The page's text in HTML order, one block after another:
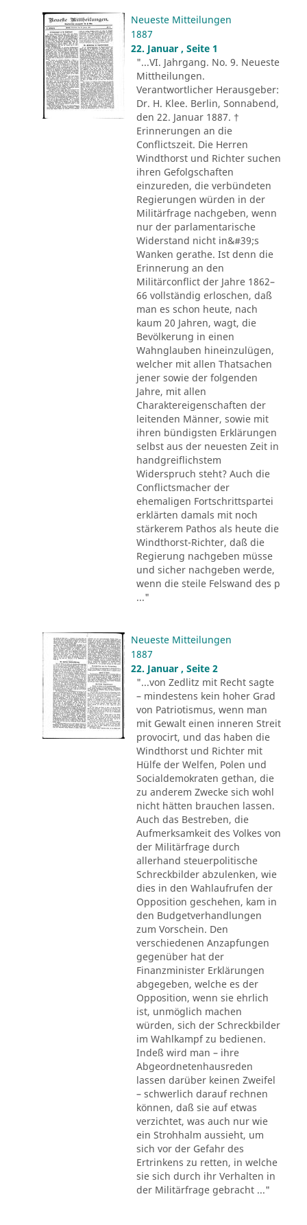
Neueste Mitteilungen
1887
22. Januar , Seite 1
"...VI. Jahrgang. No. 9. Neueste
Mittheilungen.
Verantwortlicher Herausgeber:
Dr. H. Klee. Berlin, Sonnabend,
den 22. Januar 1887. †
Erinnerungen an die
Conflictszeit. Die Herren
Windthorst und Richter suchen
ihren Gefolgschaften
einzureden, die verbündeten
Regierungen würden in der
Militärfrage nachgeben, wenn
nur der parlamentarische
Widerstand nicht in&#39;s
Wanken gerathe. Ist denn die
Erinnerung an den
Militärconflict der Jahre 1862–
66 vollständig erloschen, daß
man es schon heute, nach
kaum 20 Jahren, wagt, die
Bevölkerung in einen
Wahnglauben hineinzulügen,
welcher mit allen Thatsachen
jener sowie der folgenden
Jahre, mit allen
Charaktereigenschaften der
leitenden Männer, sowie mit
ihren bündigsten Erklärungen
selbst aus der neuesten Zeit in
handgreiflichstem
Widerspruch steht? Auch die
Conflictsmacher der
ehemaligen Fortschrittspartei
erklärten damals mit noch
stärkerem Pathos als heute die
Windthorst-Richter, daß die
Regierung nachgeben müsse
und sicher nachgeben werde,
wenn die steile Felswand des p
..."
Neueste Mitteilungen
1887
22. Januar , Seite 2
"...von Zedlitz mit Recht sagte
– mindestens kein hoher Grad
von Patriotismus, wenn man
mit Gewalt einen inneren Streit
provocirt, und das haben die
Windthorst und Richter mit
Hülfe der Welfen, Polen und
Socialdemokraten gethan, die
zu anderem Zwecke sich wohl
nicht hätten brauchen lassen.
Auch das Bestreben, die
Aufmerksamkeit des Volkes von
der Militärfrage durch
allerhand steuerpolitische
Schreckbilder abzulenken, wie
dies in den Wahlaufrufen der
Opposition geschehen, kam in
den Budgetverhandlungen
zum Vorschein. Den
verschiedenen Anzapfungen
gegenüber hat der
Finanzminister Erklärungen
abgegeben, welche es der
Opposition, wenn sie ehrlich
ist, unmöglich machen
würden, sich der Schreckbilder
im Wahlkampf zu bedienen.
Indeß wird man – ihre
Abgeordnetenhausreden
lassen darüber keinen Zweifel
– schwerlich darauf rechnen
können, daß sie auf etwas
verzichtet, was auch nur wie
ein Strohhalm aussieht, um
sich vor der Gefahr des
Ertrinkens zu retten, in welche
sie sich durch ihr Verhalten in
der Militärfrage gebracht ..."